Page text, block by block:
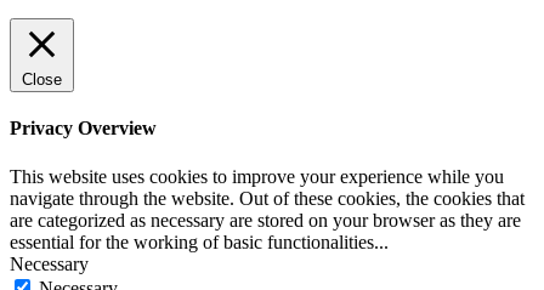
Close
Privacy Overview
This website uses cookies to improve your experience while you
navigate through the website. Out of these cookies, the cookies that
are categorized as necessary are stored on your browser as they are
essential for the working of basic functionalities...
Necessary